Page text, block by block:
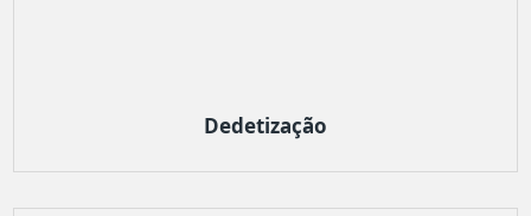
Dedetização